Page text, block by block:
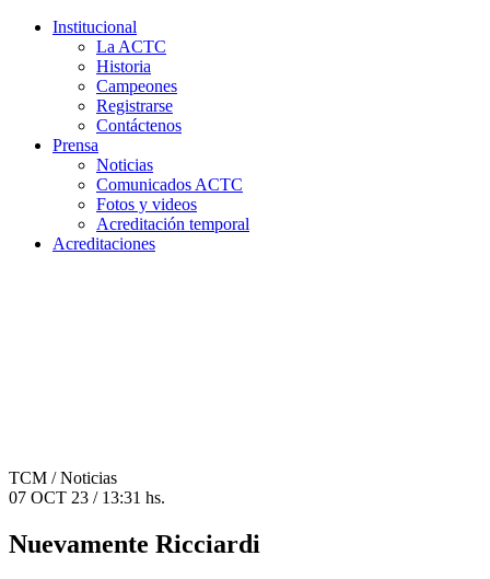
Institucional
La ACTC
Historia
Campeones
Registrarse
Contáctenos
Prensa
Noticias
Comunicados ACTC
Fotos y videos
Acreditación temporal
Acreditaciones
TCM / Noticias
07 OCT 23 / 13:31 hs.
Nuevamente Ricciardi